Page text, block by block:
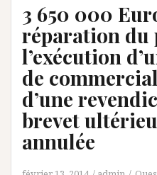
3 650 000
réparation du
l’exécution
de
d’une
brevet
annulée